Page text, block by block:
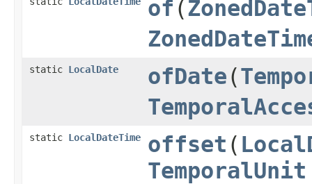
of (
static LocalDate ofDate(
static LocalDateTime offset (
TemporalUnit